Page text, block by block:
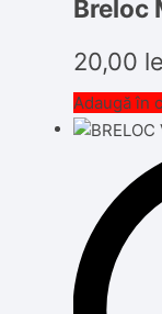
Breloc
20,00
Adaugă în